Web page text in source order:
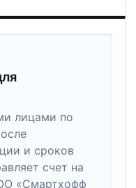
лицами по
и сроков
счет на
«Смартхофф